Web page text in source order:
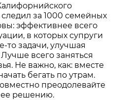
за 1000 семейных
эффективнее всего
в которых супруги
то задачи, улучшая
всего заняться
Не важно, как: вместе
бегать по утрам.
преодолевайте
ее решению.